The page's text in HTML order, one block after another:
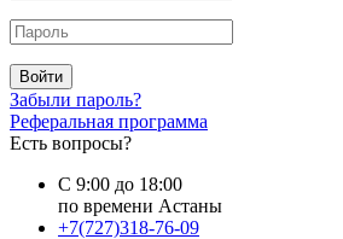
Войти
Забыли пароль?
Реферальная программа
Есть вопросы?
С 9:00 до 18:00
по времени Астаны
+7(727)318-76-09